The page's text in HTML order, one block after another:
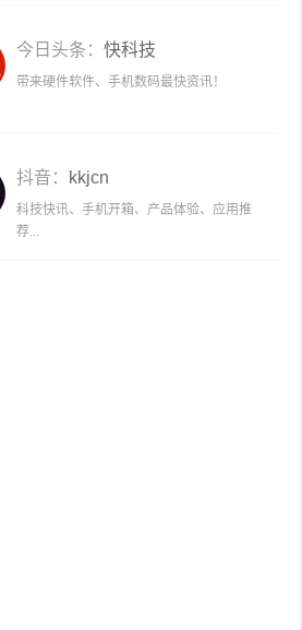
今日头条： 快科技
带来硬件软件、手机数码最快资讯！
抖音： kkjcn
科技快讯、手机开箱、产品体验、应用推
荐...